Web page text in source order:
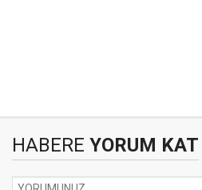
HABERE YORUM KAT